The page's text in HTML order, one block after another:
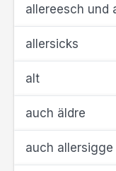
allereesch und
allersicks
alt
auch äldre
auch allersigge